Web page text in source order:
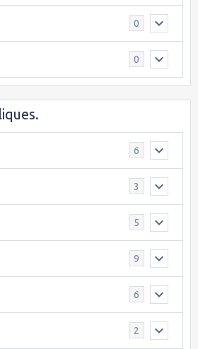
0
0
6
3
5
9
6
2